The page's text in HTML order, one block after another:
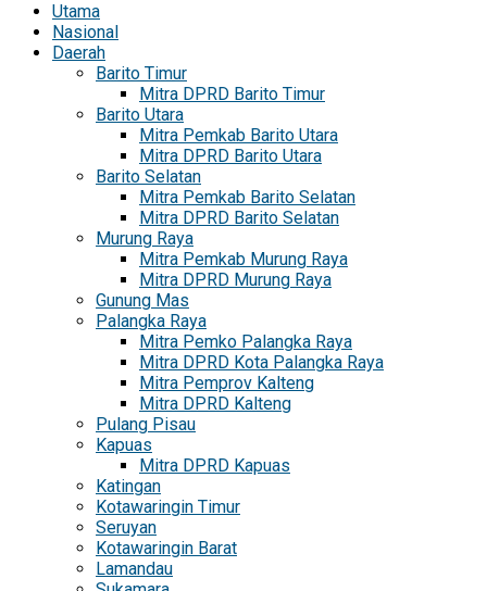
Utama
Nasional
Daerah
Barito Timur
Mitra DPRD Barito Timur
Barito Utara
Mitra Pemkab Barito Utara
Mitra DPRD Barito Utara
Barito Selatan
Mitra Pemkab Barito Selatan
Mitra DPRD Barito Selatan
Murung Raya
Mitra Pemkab Murung Raya
Mitra DPRD Murung Raya
Gunung Mas
Palangka Raya
Mitra Pemko Palangka Raya
Mitra DPRD Kota Palangka Raya
Mitra Pemprov Kalteng
Mitra DPRD Kalteng
Pulang Pisau
Kapuas
Mitra DPRD Kapuas
Katingan
Kotawaringin Timur
Seruyan
Kotawaringin Barat
Lamandau